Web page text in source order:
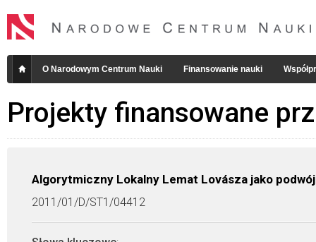
O Narodowym Centrum Nauki Finansowanie nauki
Projekty finansowane
Algorytmiczny Lokalny Lemat Lovásza jako
2011/01/D/ST1/04412